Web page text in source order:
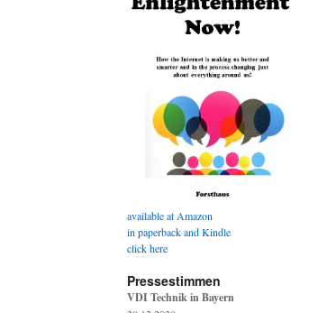
available at Amazon
in paperback and Kindle
click here
Pressestimmen
VDI Technik in Bayern